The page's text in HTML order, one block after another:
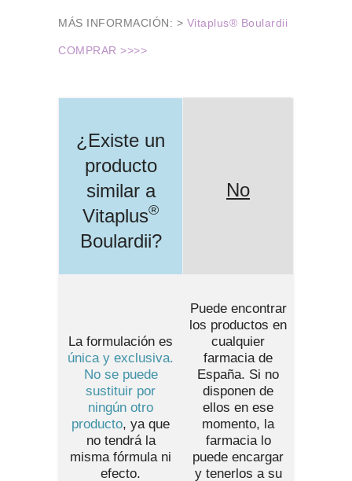
MÁS INFORMACIÓN: > Vitaplus® Boulardii
COMPRAR >>>>
¿Existe un
producto
similar a
Vitaplus®
Boulardii?
No
La formulación es
única y exclusiva.
No se puede
sustituir por
ningún otro
producto, ya que
no tendrá la
misma fórmula ni
efecto.
Puede encontrar
los productos en
cualquier
farmacia de
España. Si no
disponen de
ellos en ese
momento, la
farmacia lo
puede encargar
y tenerlos a su